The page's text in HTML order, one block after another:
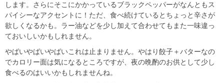
します。
さらにそこにかかっているブラックペッパーがなんともス
パイシーなアクセントに！ ただ、食べ続けているとちょっと辛さが
欲しくなるかも。ラー油などを少し加えて合わせてもまた一味違っ
ておいしいかもしれません。
やばいやばいやばいこれは止まりません。 やはり餃子＋バターなの
でカロリー面は気になるところですが、夜の晩酌のお供として少し
食べるのはいいかもしれませんね。